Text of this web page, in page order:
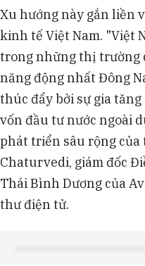
Xu hướng này gắn liền
kinh tế Việt Nam. "Việt
trong những thị trường
năng động nhất Đông
thúc đẩy bởi sự gia
vốn đầu tư nước ngoài
phát triển sâu rộng
Chaturvedi, giám đốc
Thái Bình Dương của
thư điện tử.